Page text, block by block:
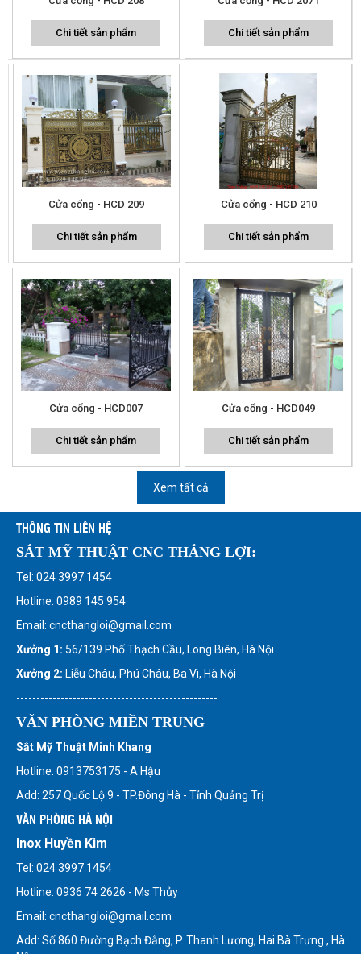
Chi tiết sản phẩm Chi tiết sản phẩm
Cửa cổng - HCD 209
Chi tiết sản phẩm
Cửa cổng - HCD 210
Chi tiết sản phẩm
Cửa cổng - HCD007
Chi tiết sản phẩm
Cửa cổng - HCD049
Chi tiết sản phẩm
Xem tất cả
THÔNG TIN LIÊN HỆ
SẮT MỸ THUẬT CNC THẮNG LỢI:
Tel: 024 3997 1454
Hotline: 0989 145 954
Email: cncthangloi@gmail.com
Xưởng 1: 56/139 Phố Thạch Cầu, Long Biên, Hà Nội
Xưởng 2: Liễu Châu, Phú Châu, Ba Vì, Hà Nội
--------------------------------------------------
VĂN PHÒNG MIỀN TRUNG
Sắt Mỹ Thuật Minh Khang
Hotline: 0913753175 - A Hậu
Add: 257 Quốc Lộ 9 - TP.Đông Hà - Tỉnh Quảng Trị
VĂN PHÒNG HÀ NỘI
Inox Huyền Kim
Tel: 024 3997 1454
Hotline: 0936 74 2626 - Ms Thủy
Email: cncthangloi@gmail.com
Add: Số 860 Đường Bạch Đằng, P. Thanh Lương, Hai Bà Trưng , Hà